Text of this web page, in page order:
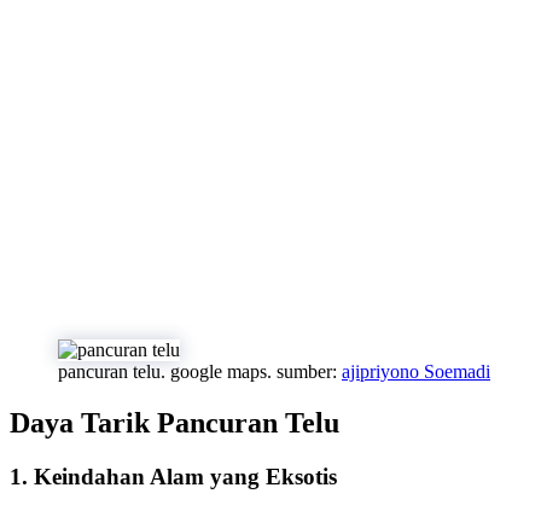
pancuran telu. google maps. sumber: ajipriyono Soemadi
Daya Tarik Pancuran Telu
1. Keindahan Alam yang Eksotis